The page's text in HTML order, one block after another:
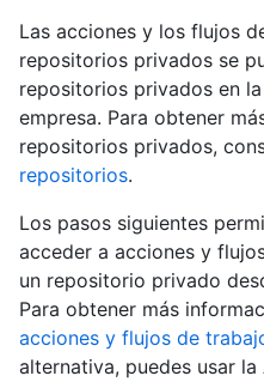
Las acciones y los flujos
repositorios privados se
repositorios privados en
empresa. Para obtener
repositorios privados,
repositorios.
Los pasos siguientes
acceder a acciones y
un repositorio privado
Para obtener más
acciones y flujos de
alternativa, puedes usar la